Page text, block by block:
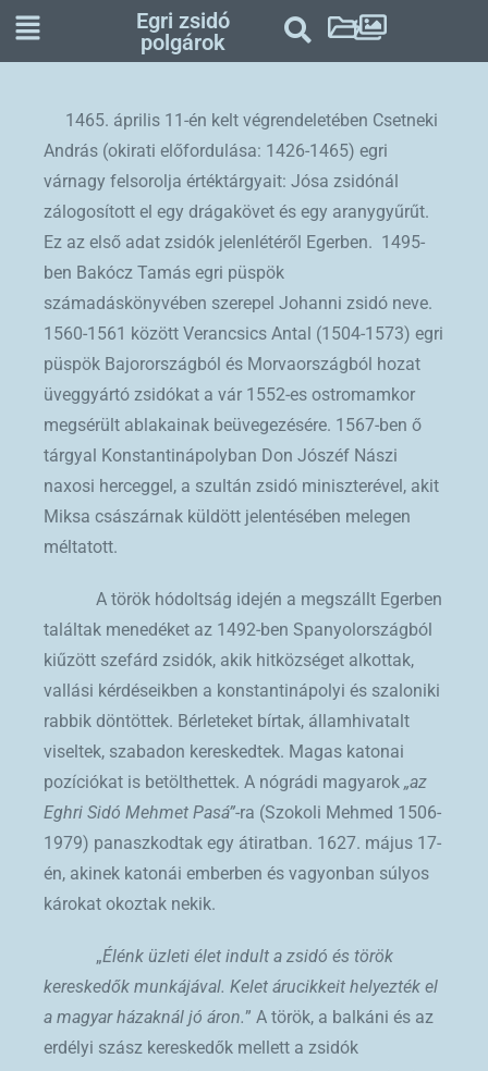
Egri zsidó
polgárok
1465. április 11-én kelt végrendeletében Csetneki
András (okirati előfordulása: 1426-1465) egri
várnagy felsorolja értéktárgyait: Jósa zsidónál
zálogosított el egy drágakövet és egy aranygyűrűt.
Ez az első adat zsidók jelenlétéről Egerben. 1495-
ben Bakócz Tamás egri püspök
számadáskönyvében szerepel Johanni zsidó neve.
1560-1561 között Verancsics Antal (1504-1573) egri
püspök Bajorországból és Morvaországból hozat
üveggyártó zsidókat a vár 1552-es ostromamkor
megsérült ablakainak beüvegezésére. 1567-ben ő
tárgyal Konstantinápolyban Don Jószéf Nászi
naxosi herceggel, a szultán zsidó miniszterével, akit
Miksa császárnak küldött jelentésében melegen
méltatott.
A török hódoltság idején a megszállt Egerben
találtak menedéket az 1492-ben Spanyolországból
kiűzött szefárd zsidók, akik hitközséget alkottak,
vallási kérdéseikben a konstantinápolyi és szaloniki
rabbik döntöttek. Bérleteket bírtak, államhivatalt
viseltek, szabadon kereskedtek. Magas katonai
pozíciókat is betölthettek. A nógrádi magyarok „az
Eghri Sidó Mehmet Pasá”-ra (Szokoli Mehmed 1506-
1979) panaszkodtak egy átiratban. 1627. május 17-
én, akinek katonái emberben és vagyonban súlyos
károkat okoztak nekik.
„Élénk üzleti élet indult a zsidó és török
kereskedők munkájával. Kelet árucikkeit helyezték el
a magyar házaknál jó áron.” A török, a balkáni és az
erdélyi szász kereskedők mellett a zsidók